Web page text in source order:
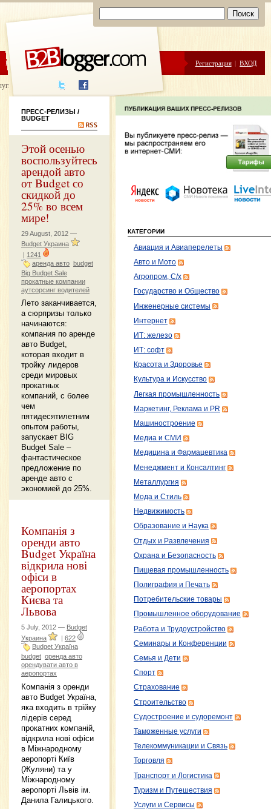
ЦЕНЫ ПОМОЩЬ Регистрация | ВХОД
написания
ПРЕСС-РЕЛИЗЫ /
BUDGET
Этой осенью
воспользуйтесь
арендой авто
от Budget со
скидкой до
25% во всем
мире!
29 August, 2012 —
Budget Украина
| 1241
аренда авто budget
Big Budget Sale
прокатные компании
аутсорсинг водителей
Лето заканчивается,
а сюрпризы только
начинаются:
компания по аренде
авто Budget,
которая входит в
тройку лидеров
среди мировых
прокатных
компаний, с более
чем
пятидесятилетним
опытом работы,
запускает BIG
Budget Sale –
фантастическое
предложение по
аренде авто с
экономией до 25%.
Компанія з
оренди авто
Budget Україна
відкрила нові
офіси в
аеропортах
Києва та
Львова
5 July, 2012 — Budget
Украина
| 622
Budget Україна
budget оренда авто
орендувати авто в
аеропортах
Компанія з оренди
авто Budget Україна,
яка входить в трійку
лідерів серед
прокатних компаній,
відкрила нові офіси
в Міжнародному
аеропорті Київ
(Жуляни) та у
Міжнародному
аеропорті Львів ім.
Данила Галицького.
КАТЕГОРИИ
Авиация и Авиаперелеты
Авто и Мото
Агропром, С/х
Государство и Общество
Инженерные системы
Интернет
ИТ: железо
ИТ: софт
Красота и Здоровье
Культура и Искусство
Легкая промышленность
Маркетинг, Реклама и PR
Машиностроение
Медиа и СМИ
Медицина и Фармацевтика
Менеджмент и Консалтинг
Металлургия
Мода и Стиль
Недвижимость
Образование и Наука
Отдых и Развлечения
Охрана и Безопасность
Пищевая промышленность
Полиграфия и Печать
Потребительские товары
Промышленное оборудование
Работа и Трудоустройство
Семинары и Конференции
Семья и Дети
Спорт
Страхование
Строительство
Судостроение и судоремонт
Таможенные услуги
Телекоммуникации и Связь
Торговля
Транспорт и Логистика
Туризм и Путешествия
Услуги и Сервисы